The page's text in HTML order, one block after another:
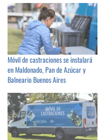
Móvil de castraciones se instalará
en Maldonado, Pan de Azúcar y
Balneario Buenos Aires